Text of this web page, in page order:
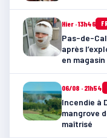
Hier · 13h46
Pas-de-
après
en magasin
06/08 · 21h54
Incendie à
mangrove
maîtrisé